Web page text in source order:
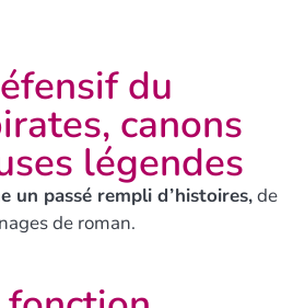
du
canons
légendes
un passé rempli d’histoires,de
de roman.